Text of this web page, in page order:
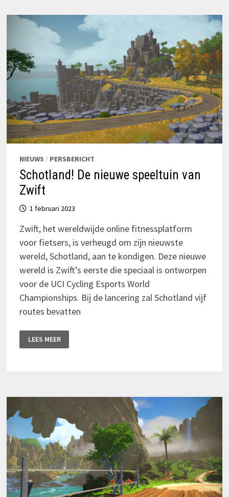
NIEUWS / PERSBERICHT
Schotland! De nieuwe speeltuin van
Zwift
1 februari 2023
Zwift, het wereldwijde online fitnessplatform
voor fietsers, is verheugd om zijn nieuwste
wereld, Schotland, aan te kondigen. Deze nieuwe
wereld is Zwift’s eerste die speciaal is ontworpen
voor de UCI Cycling Esports World
Championships. Bij de lancering zal Schotland vijf
routes bevatten
DE
NIEUWE
LEES MEER